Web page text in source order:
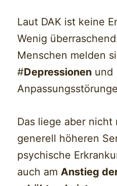
Laut DAK ist keine
Wenig
Menschen melden
#Depressionen und
Das liege aber nicht
generell höheren
psychische
auch amAnstieg